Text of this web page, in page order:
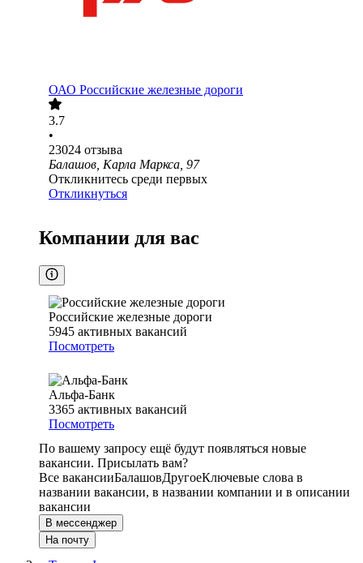
ОАО Российские железные дороги
3.7
•
23024 отзыва
Балашов, Карла Маркса, 97
Откликнитесь среди первых
Откликнуться
Компании для вас
Российские железные дороги
5945 активных вакансий
Посмотреть
Альфа-Банк
3365 активных вакансий
Посмотреть
По вашему запросу ещё будут появляться новые
вакансии. Присылать вам?
Все вакансииБалашовДругоеКлючевые слова в
названии вакансии, в названии компании и в описании
вакансии
В мессенджер
На почту